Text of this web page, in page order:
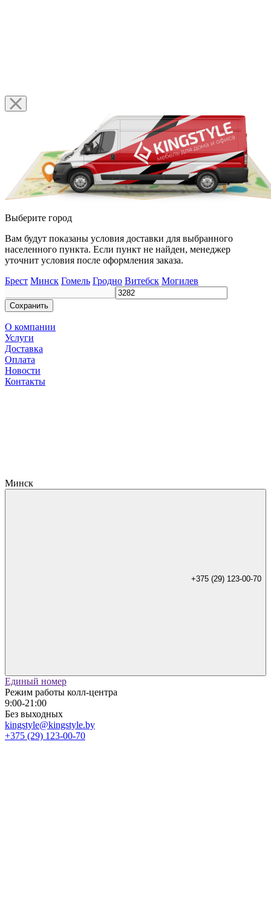
Выберите город
Вам будут показаны условия доставки для выбранного
населенного пункта. Если пункт не найден, менеджер
уточнит условия после оформления заказа.
Брест Минск Гомель Гродно Витебск Могилев
Сохранить
О компании
Услуги
Доставка
Оплата
Новости
Контакты
Минск
+375 (29) 123-00-70
Единый номер
Режим работы колл-центра
9:00-21:00
Без выходных
kingstyle@kingstyle.by
+375 (29) 123-00-70